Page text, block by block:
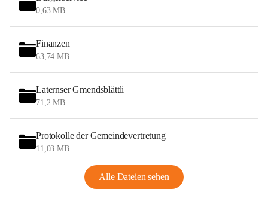
0,63 MB
Finanzen
63,74 MB
Laternser Gmendsblättli
71,2 MB
Protokolle der Gemeindevertretung
11,03 MB
Alle Dateien sehen